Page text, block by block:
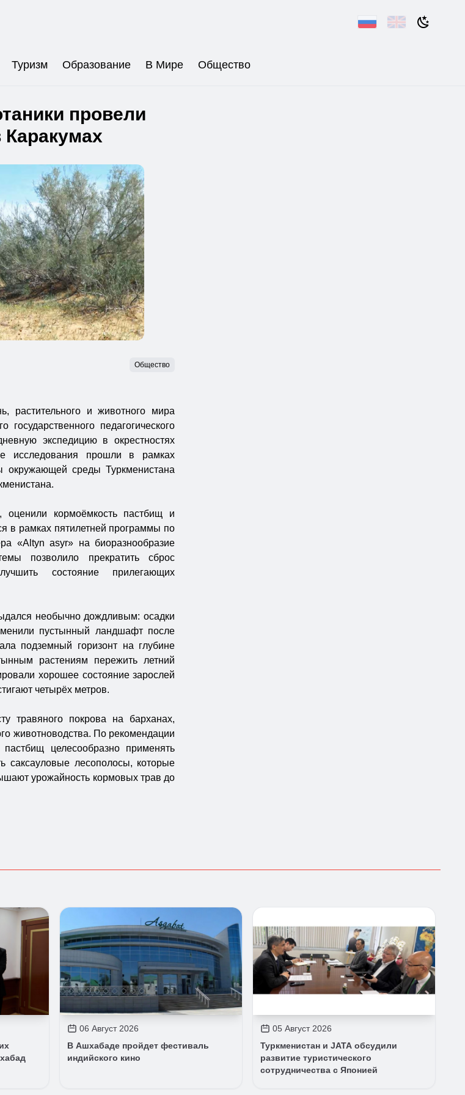
Туризм Образование В Мире Общество
провели
Общество
растительного и животного мира
педагогического
экспедицию в окрестностях
исследования прошли в рамках
окружающей среды Туркменистана
кормоёмкость пастбищ и
в рамках пятилетней программы по
«Altyn asyr» на биоразнообразие
позволило прекратить сброс
состояние прилегающих
необычно дождливым: осадки
пустынный ландшафт после
подземный горизонт на глубине
растениям пережить летний
хорошее состояние зарослей
четырёх метров.
травяного покрова на барханах,
животноводства. По рекомендации
целесообразно применять
саксауловые лесополосы, которые
урожайность кормовых трав до
06 Август 2026
В Ашхабаде пройдет фестиваль
индийского кино
05 Август 2026
Туркменистан и JATA обсудили
развитие туристического
сотрудничества с Японией